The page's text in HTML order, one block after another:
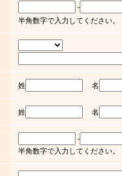
-
半角数字で入力してください。
姓 名
姓 名
-
半角数字で入力してください